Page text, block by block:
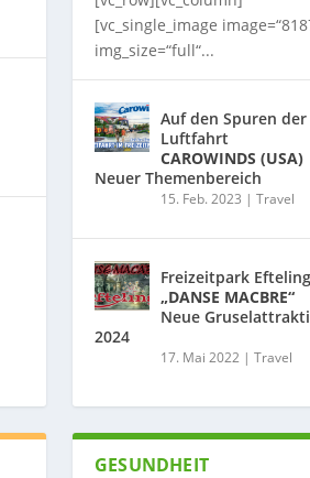
[vc_single_image
img_size=“full“...
Auf den Spuren der
Luftfahrt
CAROWINDS (USA)
Neuer Themenbereich
15. Feb. 2023 | Travel
Freizeitpark Efteling
„DANSE MACBRE“
Neue
2024
17. Mai 2022| Travel
GESUNDHEIT